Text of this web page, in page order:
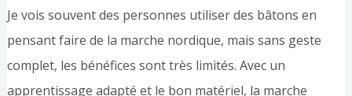
Je vois souvent des personnes utiliser des bâtons en
pensant faire de la marche nordique, mais sans geste
complet, les bénéfices sont très limités. Avec un
apprentissage adapté et le bon matériel, la marche